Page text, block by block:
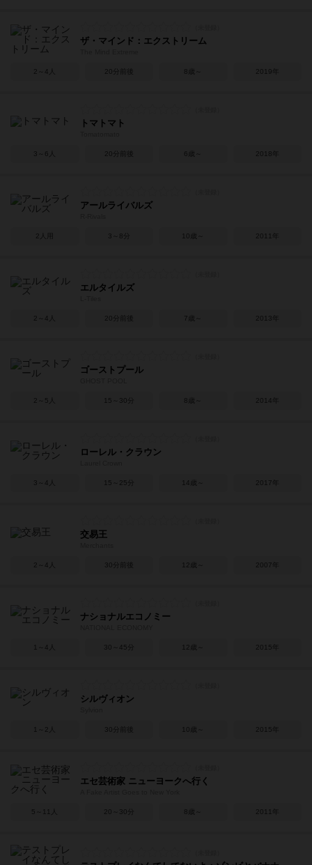
ザ・マインド：エクストリーム
2～4人 20分前後 8歳～ 2019年
トマトマト
3～6人 20分前後 6歳～ 2018年
アールライバルズ
2人用 3～8分 10歳～ 2011年
エルタイルズ
2～4人 20分前後 7歳～ 2013年
ゴーストプール
2～5人 15～30分 8歳～ 2014年
ローレル・クラウン
3～4人 15～25分 14歳～ 2017年
交易王
2～4人 30分前後 12歳～ 2007年
ナショナルエコノミー
1～4人 30～45分 12歳～ 2015年
シルヴィオン
1～2人 30分前後 10歳～ 2015年
エセ芸術家 ニューヨークへ行く
5～11人 20～30分 8歳～ 2011年